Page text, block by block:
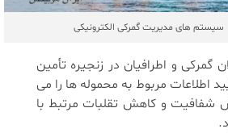
سیستم های مدیریت گمرکی الکترونیکی
گمرکی و اطرافیان در زنجیره تأمین
اطلاعات مربوط به محموله ‌ها را می
شفافیت و کاهش تقلبات مرتبط با